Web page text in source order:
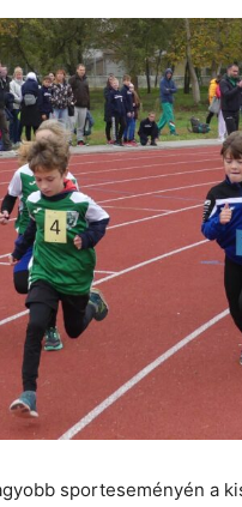
sporteseményén a